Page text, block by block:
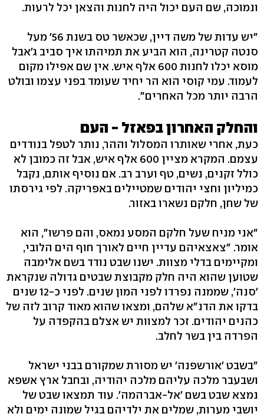
ונמוכה, שם העם יכול היה לחנות והצאן יכל לרעות.
"יש עדות של משה דיין, שכאשר טס בשנת 56' מעל
סנטה קטרינה, הוא הביע את תמיהתו איך סביב ג'אבל
מוסא יכלו לחנות 600 אלף איש. אין שם אפילו מקום
לעמוד. עמי קוסי הוא הר יחיד שעומד בפני עצמו ובולט
הרבה יותר מכל האחרים".
והחלק האחרון בפאזל - העם
כעת, אחרי שאותרו המסלול וההר, נותר לטפל בנודדים
עצמם. המקרא מציין 600 אלף איש, אבל זה כמובן לא
כולל זקנים, נשים, טף וערב רב. אם נוסיף אותם, נקבל
כמיליון וחצי יהודים שמטיילים באפריקה. לפי גירסתו
של שחן, חלקם נשארו באזור.
"אני מניח שעל חלקם המסע נמאס, והם פרשו", הוא
אומר. "צאצאיהם עדיין חיים לאורך חוף הים הלובי,
ומקיימים בדלי מצוות. ישנו שבט נודד בשם אלימבה
שטוען שהוא היה חלק מקבוצת שבטים גדולה שנקראת
'סנה', שממנה נפרדו לפני המון שנים. לפני כ-12 שנים
בדקו את הדנ"א שלהם, ומצאו שהוא מאוד קרוב לזה של
כהנים יהודים. זכר למצוות יש אצלם בהקפדה על
הפרדה בין בשר לחלב.
"בשבט 'אורשפנה' יש מסורת שמקורם בבני ישראל
ושבעבר מלכה עליהם מלכה יהודיה, ובחבל ארץ אשפא
נמצא שבט בשם 'אל-אברהמה'. עוד תמצאו שבט של
יושבי מערות, שמלים את ילדיהם בגיל שמונה ימים ולא